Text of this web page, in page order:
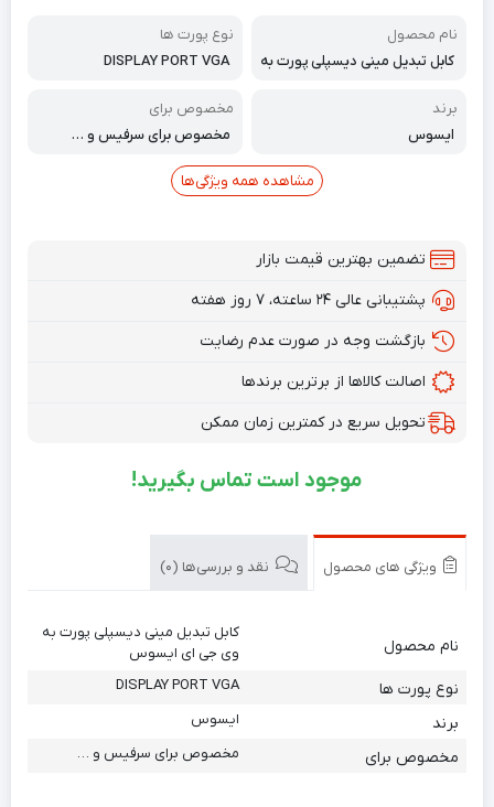
نام محصول
کابل تبدیل مینی دیسپلی پورت به
نوع پورت ها
DISPLAY PORT VGA
برند
ایسوس
مخصوص برای
مخصوص برای سرفیس و …
مشاهده همه ویژگی‌ها
تضمین بهترین قیمت بازار
پشتیبانی عالی ۲۴ ساعته، ۷ روز هفته
بازگشت وجه در صورت عدم رضایت
اصالت کالاها از برترین برندها
تحویل سریع در کمترین زمان ممکن
موجود است تماس بگیرید!
ویژگی های محصول نقد و بررسی‌ها (0)
نام محصول
کابل تبدیل مینی دیسپلی پورت به
وی جی ای ایسوس
نوع پورت ها DISPLAY PORT VGA
برند ایسوس
مخصوص برای مخصوص برای سرفیس و …